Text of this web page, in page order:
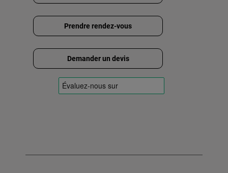
Prendre rendez-vous
Demander un devis